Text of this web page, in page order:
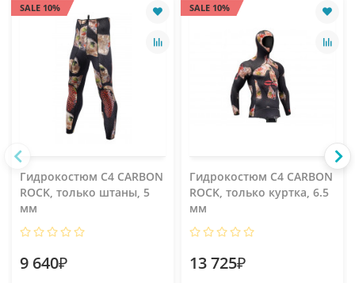
SALE 10%
Гидрокостюм C4 CARBON
ROCK, только штаны, 5
мм
9 640₽
SALE 10%
Гидрокостюм C4 CARBON
ROCK, только куртка, 6.5
мм
13 725₽